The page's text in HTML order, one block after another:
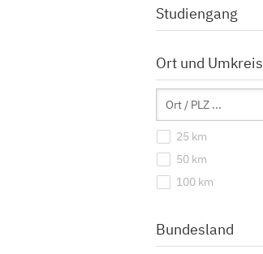
Studiengang
Ort und Umkreis
25 km
50 km
100 km
Bundesland